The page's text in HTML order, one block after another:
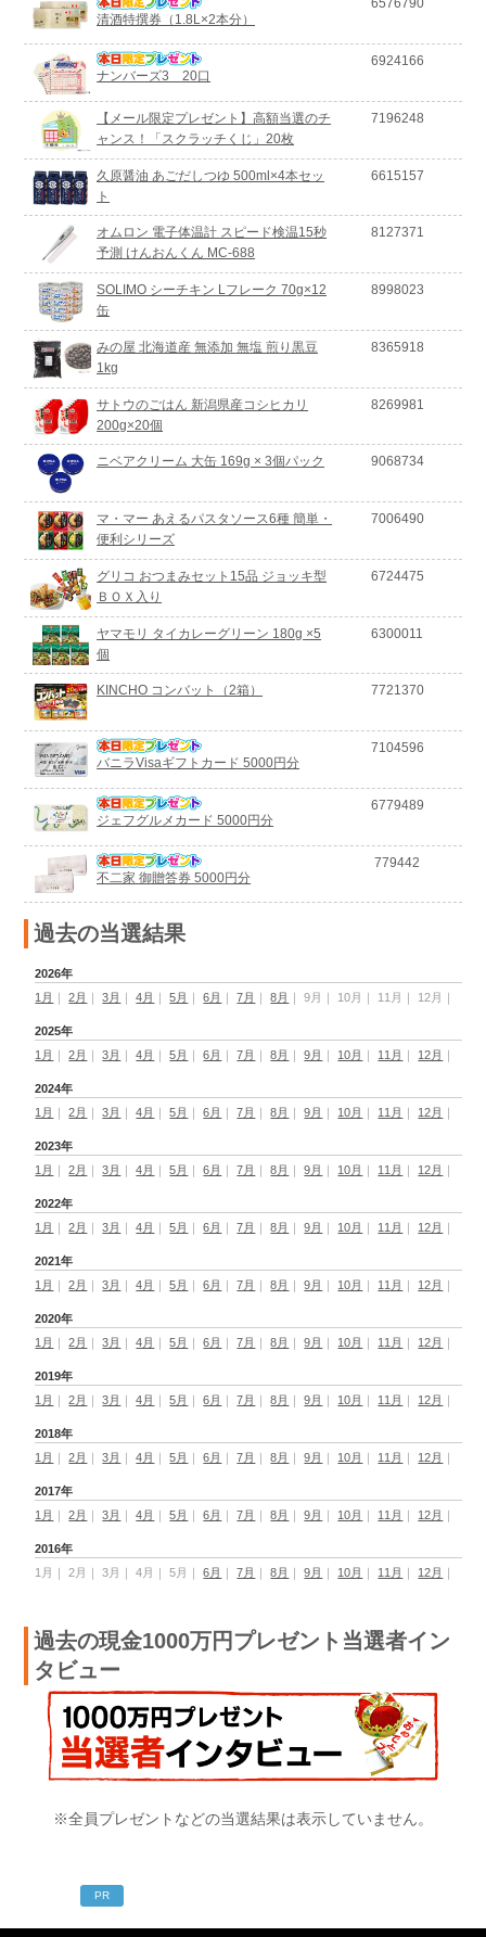
清酒特撰券（1.8L×2本分）
6576790
ナンバーズ3 20口
6924166
【メール限定プレゼント】高額当選のチ
ャンス！「スクラッチくじ」20枚
7196248
久原醤油 あごだしつゆ 500ml×4本セッ
ト
6615157
オムロン 電子体温計 スピード検温15秒
予測 けんおんくん MC-688
8127371
SOLIMO シーチキン Lフレーク 70g×12
缶
8998023
みの屋 北海道産 無添加 無塩 煎り黒豆
1kg
8365918
サトウのごはん 新潟県産コシヒカリ
200g×20個
8269981
ニベアクリーム 大缶 169g × 3個パック 9068734
マ・マー あえるパスタソース6種 簡単・
便利シリーズ
7006490
グリコ おつまみセット15品 ジョッキ型
ＢＯＸ入り
6724475
ヤマモリ タイカレーグリーン 180g ×5
個
6300011
KINCHO コンバット（2箱） 7721370
バニラVisaギフトカード 5000円分
7104596
ジェフグルメカード 5000円分
6779489
不二家 御贈答券 5000円分
779442
過去の当選結果
2026年
1月
｜2月 ｜3月 ｜4月 ｜5月 ｜6月 ｜7月 ｜8月 ｜9月 10月 11月 12月
2025年
1月
｜2月 ｜3月 ｜4月 ｜5月 ｜6月 ｜7月 ｜8月 ｜9月 10月 11月 12月
2024年
1月
｜2月 ｜3月 ｜4月 ｜5月 ｜6月 ｜7月 ｜8月 ｜9月 10月 11月 12月
2023年
1月
｜2月 ｜3月 ｜4月 ｜5月 ｜6月 ｜7月 ｜8月 ｜9月 10月 11月 12月
2022年
1月
｜2月 ｜3月 ｜4月 ｜5月 ｜6月 ｜7月 ｜8月 ｜9月 10月 11月 12月
2021年
1月
｜2月 ｜3月 ｜4月 ｜5月 ｜6月 ｜7月 ｜8月 ｜9月 10月 11月 12月
2020年
1月
｜2月 ｜3月 ｜4月 ｜5月 ｜6月 ｜7月 ｜8月 ｜9月 10月 11月 12月
2019年
1月
｜2月 ｜3月 ｜4月 ｜5月 ｜6月 ｜7月 ｜8月 ｜9月 10月 11月 12月
2018年
1月
｜2月 ｜3月 ｜4月 ｜5月 ｜6月 ｜7月 ｜8月 ｜9月 10月 11月 12月
2017年
1月
｜2月 ｜3月 ｜4月 ｜5月 ｜6月 ｜7月 ｜8月 ｜9月 10月 11月 12月
2016年
1月
｜2月 ｜3月 ｜4月 ｜5月 ｜6月 ｜7月 ｜8月 ｜9月 10月 11月 12月
過去の現金1000万円プレゼント当選者イン
タビュー
※全員プレゼントなどの当選結果は表示していません。
PR